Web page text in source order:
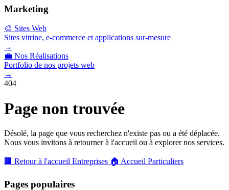
Marketing
🎨 Sites Web
Sites vitrine, e-commerce et applications sur-mesure
→
💼 Nos Réalisations
Portfolio de nos projets web
→
404
Page non trouvée
Désolé, la page que vous recherchez n'existe pas ou a été déplacée.
Nous vous invitons à retourner à l'accueil ou à explorer nos services.
🏢 Retour à l'accueil Entreprises 🏠 Accueil Particuliers
Pages populaires